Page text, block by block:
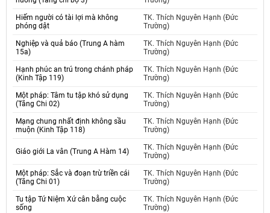
Hiếm người có tài lợi mà không
phóng dật
TK. Thích Nguyên Hạnh (Đức
Trường)
Nghiệp và quả báo (Trung A hàm
15a)
TK. Thích Nguyên Hạnh (Đức
Trường)
Hạnh phúc an trú trong chánh pháp
(Kinh Tập 119)
TK. Thích Nguyên Hạnh (Đức
Trường)
Một pháp: Tâm tu tập khó sử dụng
(Tăng Chi 02)
TK. Thích Nguyên Hạnh (Đức
Trường)
Mạng chung nhất định không sầu
muộn (Kinh Tập 118)
TK. Thích Nguyên Hạnh (Đức
Trường)
Giáo giới La vân (Trung A Hàm 14)
TK. Thích Nguyên Hạnh (Đức
Trường)
Một pháp: Sắc và đoạn trừ triền cái
(Tăng Chi 01)
TK. Thích Nguyên Hạnh (Đức
Trường)
Tu tập Tứ Niệm Xứ cân bằng cuộc
sống
TK. Thích Nguyên Hạnh (Đức
Trường)